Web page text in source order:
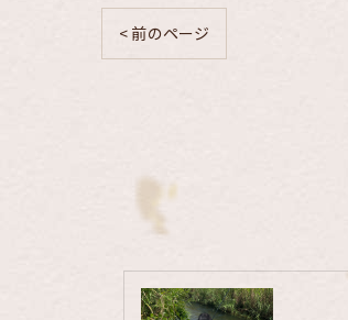
< 前のページ